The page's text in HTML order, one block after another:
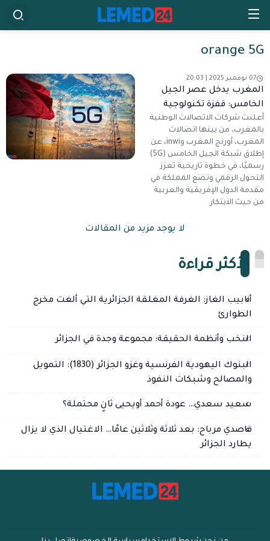
orange 5G
07 نوفمبر 2025 | 20:03
المغرب يدخل عصر الجيل
الخامس: قفزة تكنولوجية
واستعداد للابتكار الرقمي
أعلنت شركات الاتصالات الوطنية
بالمغرب، من بينها اتصالات
المغرب، أورنج المغرب وinwi، عن
إطلاق شبكة الجيل الخامس (5G)
رسميًا، في خطوة تاريخية تعزز
التحول الرقمي وتضع المملكة في
مقدمة الدول الإفريقية والعربية
من حيث الابتكار
لا يوجد مزيد من المقالات
الأكثر قراءة
أنابيب الغاز: الغرفة المغلقة الجزائرية التي ألغت مخرج
الطوارئ
النخب وأنظمة الحقيقة: مجموعة وجدة في الجزائر
البنوك اليهودية الفرنسية وغزو الجزائر (1830): التمويل
والمصالح وشبكات النفوذ
سعيد سعدي… عودة أحمد أويحيى ثانٍ محتملة؟
قاصدي مرباح: بعد ثلاثة وثلاثين عامًا… الاغتيال الذي لا يزال
يطارد الجزائر